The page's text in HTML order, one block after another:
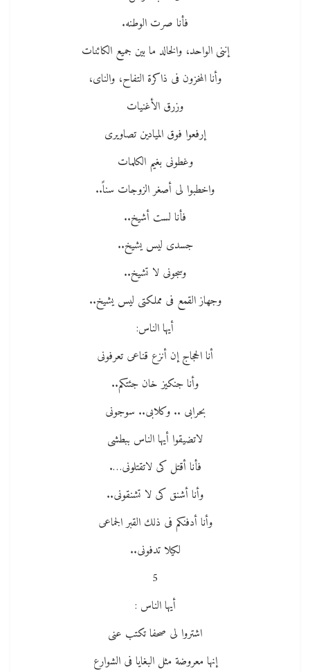
فأنا صرت الوطنه.
إننى الواحد، والخالد ما بين جميع الكائنات
وأنا المخزون فى ذاكرة التفاح، والناى،
وزرق الأغنيات
إرفعوا فوق الميادين تصاويرى
وغطونى بغيم الكلمات
واخطبوا لى أصغر الزوجات سناً..
فأنا لست أشيخ..
جسدى ليس يشيخ..
وسجونى لا تشيخ..
وجهاز القمع فى مملكتى ليس يشيخ..
أيها الناس:
أنا الحجاج إن أنزع قناعى تعرفونى
وأنا جنكيز خان جئتكم..
بحرابى .. وكلابى.. سوجونى
لاتضيقوا أيها الناس ببطشى
فأنا أقتل كى لاتقتلونى….
وأنا أشنق كى لا تشنقونى..
وأنا أدفنكم فى ذلك القبر الجماعى
لكيلا تدفونى..
5
أيها الناس :
اشتروا لى صحفا تكتب عنى
إنها معروضة مثل البغايا فى الشوارع